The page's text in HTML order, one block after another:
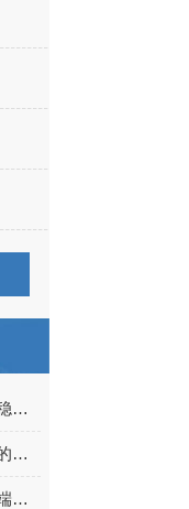
如何提高IP网络音频终端的稳定性？
与IP网络话筒一起连接声音的未来
来看看IP网络数字化广播终端的那些优点